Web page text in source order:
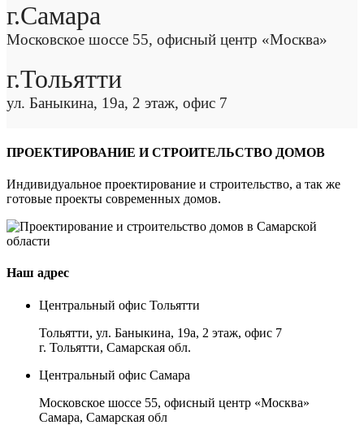
г.Самара
Московское шоссе 55, офисный центр «Москва»
г.Тольятти
ул. Баныкина, 19а, 2 этаж, офис 7
ПРОЕКТИРОВАНИЕ И СТРОИТЕЛЬСТВО ДОМОВ
Индивидуальное проектирование и строительство, а так же
готовые проекты современных домов.
Наш адрес
Центральный офис Тольятти
Тольятти, ул. Баныкина, 19а, 2 этаж, офис 7
г. Тольятти, Самарская обл.
Центральный офис Самара
Московское шоссе 55, офисный центр «Москва»
Самара, Самарская обл